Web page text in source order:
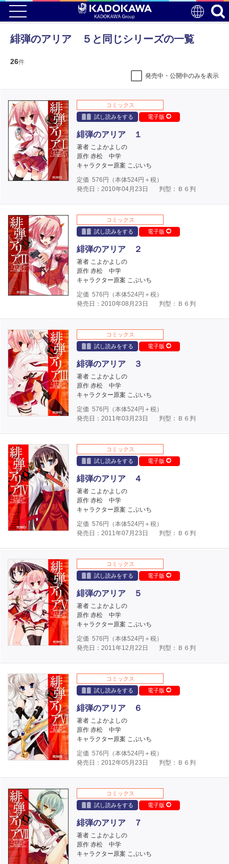
緋弾のアリア ５と同じシリーズの一覧
26件
発売中・公開中のみを表示
コミックス
試し読みをする
電子版
緋弾のアリア １
著者 こよかよしの
原作 赤松 中学
キャラクター原案 こぶいち
定価 576 円（本体524円＋税）
発売日：2010年04月23日
判型：Ｂ６判
コミックス
試し読みをする
電子版
緋弾のアリア ２
著者 こよかよしの
原作 赤松 中学
キャラクター原案 こぶいち
定価 576 円（本体524円＋税）
発売日：2010年08月23日
判型：Ｂ６判
コミックス
試し読みをする
電子版
緋弾のアリア ３
著者 こよかよしの
原作 赤松 中学
キャラクター原案 こぶいち
定価 576 円（本体524円＋税）
発売日：2011年03月23日
判型：Ｂ６判
コミックス
試し読みをする
電子版
緋弾のアリア ４
著者 こよかよしの
原作 赤松 中学
キャラクター原案 こぶいち
定価 576 円（本体524円＋税）
発売日：2011年07月23日
判型：Ｂ６判
コミックス
試し読みをする
電子版
緋弾のアリア ５
著者 こよかよしの
原作 赤松 中学
キャラクター原案 こぶいち
定価 576 円（本体524円＋税）
発売日：2011年12月22日
判型：Ｂ６判
コミックス
試し読みをする
電子版
緋弾のアリア ６
著者 こよかよしの
原作 赤松 中学
キャラクター原案 こぶいち
定価 576 円（本体524円＋税）
発売日：2012年05月23日
判型：Ｂ６判
コミックス
試し読みをする
電子版
緋弾のアリア ７
著者 こよかよしの
原作 赤松 中学
キャラクター原案 こぶいち